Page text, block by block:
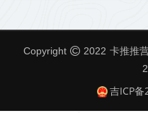
Copyright 2022 卡推推
吉ICP